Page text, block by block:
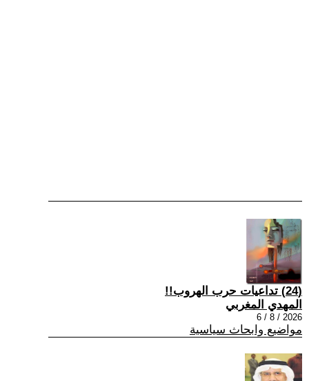
(24) تداعيات حرب الهروب!!
المهدي المغربي
2026 / 8 / 6
مواضيع وابحاث سياسية